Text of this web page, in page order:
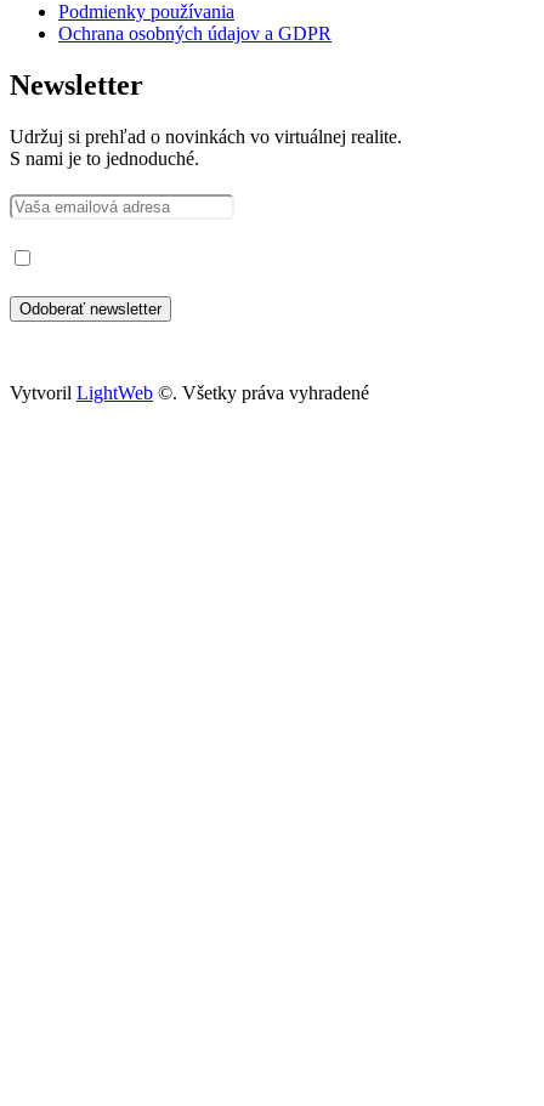
Podmienky používania
Ochrana osobných údajov a GDPR
Newsletter
Udržuj si prehľad o novinkách vo virtuálnej realite.
S nami je to jednoduché.
Vytvoril LightWeb ©. Všetky práva vyhradené